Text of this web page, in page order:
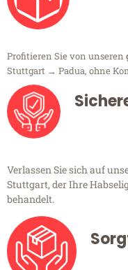
Profitieren Sie von unseren
Stuttgart → Padua, ohne
Verlassen Sie sich auf
Stuttgart, der Ihre
behandelt.